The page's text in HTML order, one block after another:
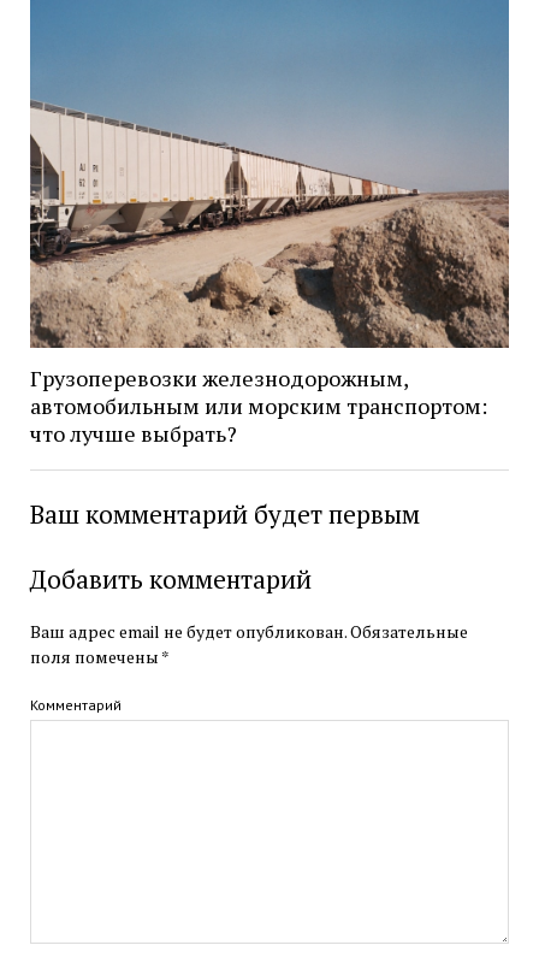
Грузоперевозки железнодорожным,
автомобильным или морским транспортом:
что лучше выбрать?
Ваш комментарий будет первым
Добавить комментарий
Ваш адрес email не будет опубликован.Обязательные
поля помечены *
Комментарий